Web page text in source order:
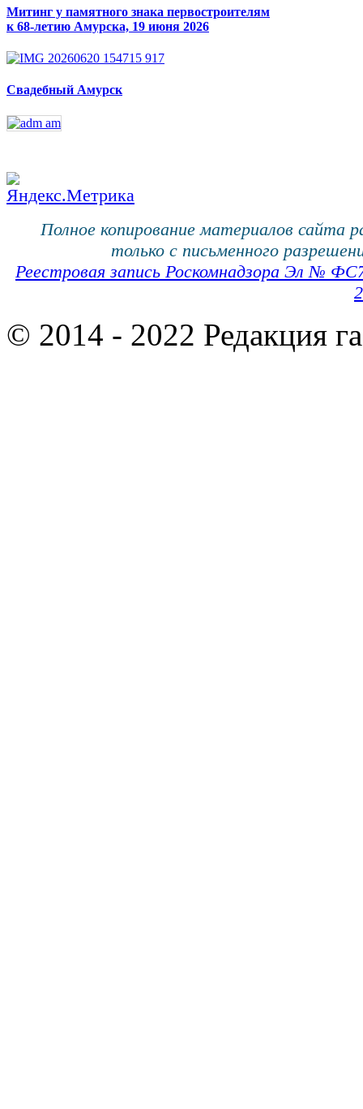
Митинг у памятного знака первостроителям
к 68-летию Амурска, 19 июня 2026
Свадебный Амурск
Полное копирование материалов сайта
только с письменного
Реестровая запись Роскомнадзора Эл №
© 2014 - 2022 Редакция